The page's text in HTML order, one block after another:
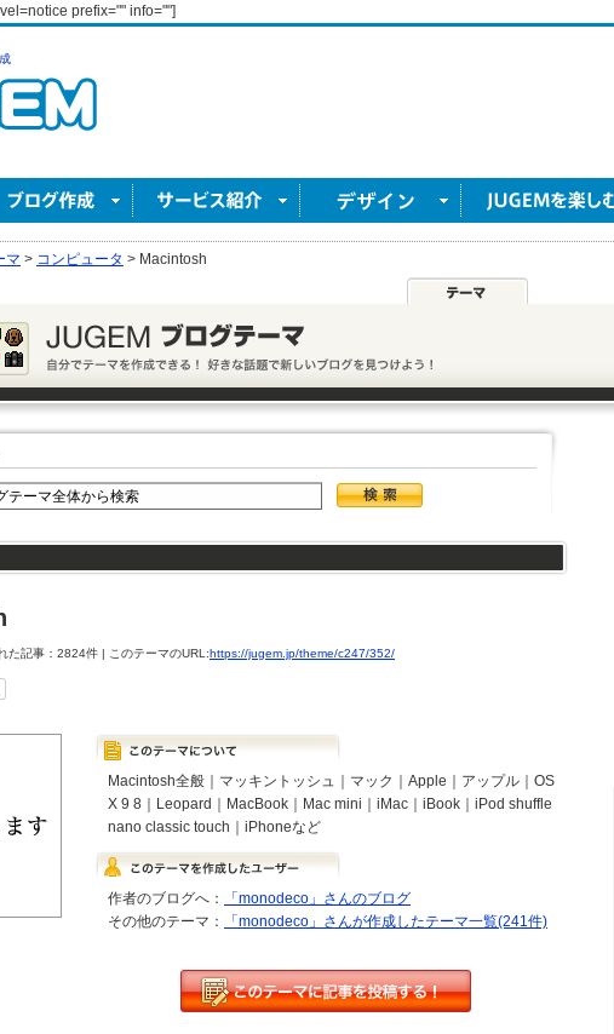
prefix="" info=""]
マ > コンピュータ > Macintosh
た記事：2824件 | このテーマのURL:https://jugem.jp/theme/c247/352/
Macintosh全般｜マッキントッシュ｜マック｜Apple｜アップル｜OS
X 9 8｜Leopard｜MacBook｜Mac mini｜iMac｜iBook｜iPod shuffle
nano classic touch｜iPhoneなど
作者のブログへ：
「monodeco」さんのブログ
その他のテーマ：
「monodeco」さんが作成したテーマ一覧(241件)